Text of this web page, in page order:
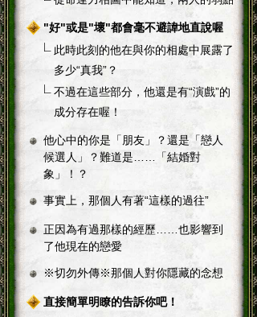
"好"或是"壞"都會毫不避諱地直說喔
此時此刻的他在與你的相處中展露了
多少“真我”？
不過在這些部分，他還是有“演戲”的
成分存在喔！
他心中的你是「朋友」？還是「戀人
候選人」？難道是……「結婚對
象」！？
事實上，那個人有著“這樣的過往”
正因為有過那樣的經歷……也影響到
了他現在的戀愛
※切勿外傳※那個人對你隱藏的念想
直接簡單明瞭的告訴你吧！